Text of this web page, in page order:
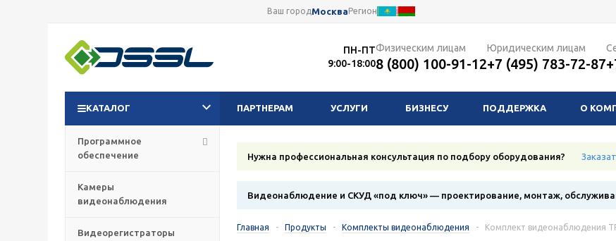
Ваш городМоскваРегион
ПН-ПТ
9:00-18:00
Физическим лицам
8 (800) 100-91-12
Юридическим лицам
+7 (495) 783-72-87
КАТАЛОГ ПАРТНЕРАМ УСЛУГИ БИЗНЕСУ ПОДДЕРЖКА О
Программное
обеспечение
Камеры
видеонаблюдения
Видеорегистраторы
Нужна профессиональная консультация по подбору оборудования?
Видеонаблюдение и СКУД «под ключ» — проектирование, монтаж,
Главная - Продукты - Комплекты видеонаблюдения - Комплект видеонаблюдения